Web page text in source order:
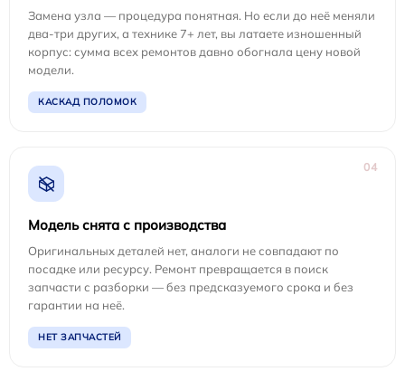
Замена узла — процедура понятная. Но если до неё меняли
два-три других, а технике 7+ лет, вы латаете изношенный
корпус: сумма всех ремонтов давно обогнала цену новой
модели.
КАСКАД ПОЛОМОК
04
Модель снята с производства
Оригинальных деталей нет, аналоги не совпадают по
посадке или ресурсу. Ремонт превращается в поиск
запчасти с разборки — без предсказуемого срока и без
гарантии на неё.
НЕТ ЗАПЧАСТЕЙ